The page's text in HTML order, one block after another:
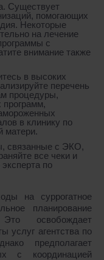
Существует
помогающих
Некоторые
на лечение
с
внимание также
в высоких
перечень
процедуры,
программ,
в клинику по
матери.
связанные с ЭКО,
все чеки и
по
на суррогатное
планирование
Это освобождает
услуг агентства по
предполагает
с координацией